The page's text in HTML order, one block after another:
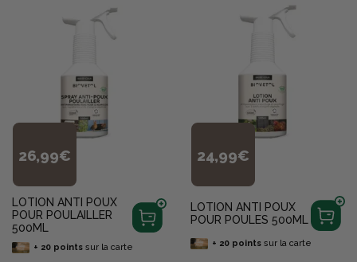
26,99€
LOTION ANTI POUX
POUR POULAILLER
500ML
+ 20pointssur la carte
24,99€
LOTION ANTI POUX
POUR POULES 500ML
+ 20pointssur la carte